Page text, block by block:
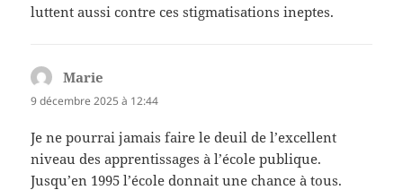
luttent aussi contre ces stigmatisations ineptes.
Marie
9 décembre 2025 à 12:44
Je ne pourrai jamais faire le deuil de l’excellent
niveau des apprentissages à l’école publique.
Jusqu’en 1995 l’école donnait une chance à tous.